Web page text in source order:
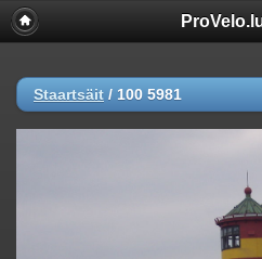
Staartsäit / 100 5981